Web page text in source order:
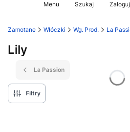
Menu Szukaj
Zamotane Włóczki Wg. Prod. La
Lily
La Passion
Filtry